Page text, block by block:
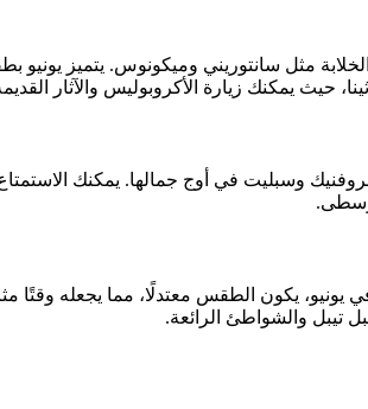
مثل سانتوريني وميكونوس. يتميز
حيث يمكنك زيارة الأكروبوليس والآثار
وسبليت في أوج جمالها. يمكنك
يكون الطقس معتدلًا، مما يجعله وقتًا
تيبل والشواطئ الرائعة.